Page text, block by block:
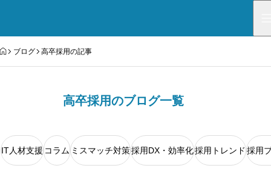
HOME
ブログ 高卒採用の記事
高卒採用のブログ一覧
IT人材支援 コラム ミスマッチ対策採用DX・効率化採用トレンド 採用